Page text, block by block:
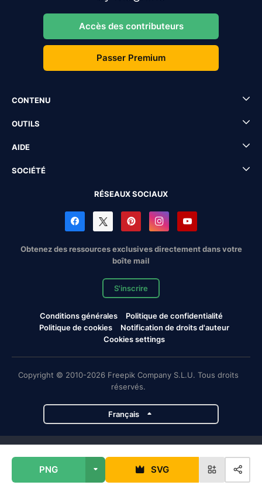
PNG SVG
Accès des contributeurs
Passer Premium
CONTENU
OUTILS
AIDE
SOCIÉTÉ
RÉSEAUX SOCIAUX
Obtenez des ressources exclusives directement dans votre
boîte mail
S'inscrire
Conditions générales
Politique de confidentialité
Politique de cookies
Notification de droits d'auteur
Cookies settings
Copyright © 2010-2026 Freepik Company S.L.U. Tous droits
réservés.
Français